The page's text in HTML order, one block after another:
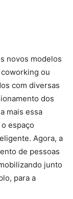
novos modelos
ou
com diversas
dos
mais essa
espaço
Agora, a
de pessoas
junto
para a